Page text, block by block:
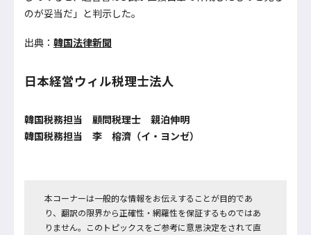
のが妥当だ」と判示した。
出典： 韓国法律新聞
日本経営ウィル税理士法人
韓国税務担当 顧問税理士 親泊伸明
韓国税務担当 李 榕濟（イ・ヨンゼ）
本コーナーは一般的な情報をお伝えすることが目的であ
り、翻訳の限界から正確性・網羅性を保証するものではあ
りません。このトピックスをご参考に意思決定をされて直